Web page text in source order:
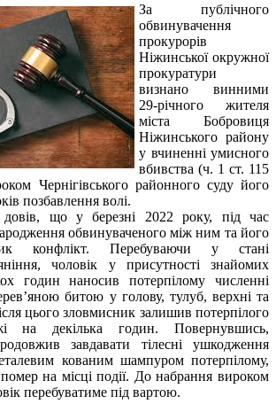
За публічного
обвинувачення
прокурорів
Ніжинської окружної
прокуратури
визнано винними
29-річного жителя
міста Бобровиця
Ніжинського району
у вчиненні умисного
вбивства (ч. 1 ст. 115
Чернігівського районного суду його
позбавлення волі.
що у березні 2022 року, під час
обвинуваченого між ним та його
конфлікт. Перебуваючи у стані
чоловік у присутності знайомих
годин наносив потерпілому численні
битою у голову, тулуб, верхні та
цього зловмисник залишив потерпілого
на декілька годин. Повернувшись,
завдавати тілесні ушкодження
кованим шампуром потерпілому,
на місці події. До набрання вироком
перебуватиме під вартою.